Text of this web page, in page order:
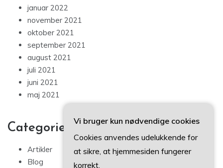
januar 2022
november 2021
oktober 2021
september 2021
august 2021
juli 2021
juni 2021
maj 2021
Categories
Artikler
Blog
Vi bruger kun nødvendige cookies
Cookies anvendes udelukkende for
at sikre, at hjemmesiden fungerer
korrekt.